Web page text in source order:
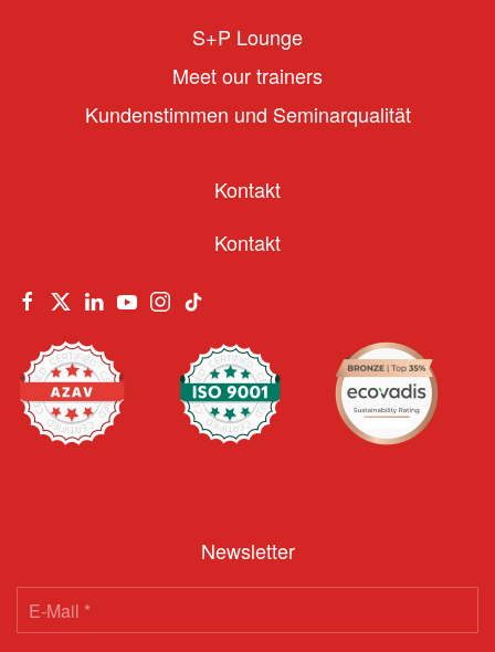
S+P Lounge
Meet our trainers
Kundenstimmen und Seminarqualität
Kontakt
Kontakt
Newsletter